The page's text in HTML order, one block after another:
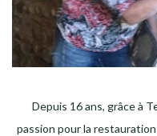
Depuis 16 ans, grâce à
passion pour la